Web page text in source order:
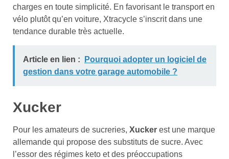
charges en toute simplicité. En favorisant le transport en
vélo plutôt qu’en voiture, Xtracycle s’inscrit dans une
tendance durable très actuelle.
Article en lien :
Pourquoi adopter un logiciel de
gestion dans votre garage automobile ?
Xucker
Pour les amateurs de sucreries, Xucker est une marque
allemande qui propose des substituts de sucre. Avec
l’essor des régimes keto et des préoccupations